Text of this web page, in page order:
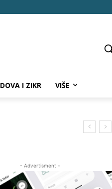
DOVA I ZIKR VIŠE
- Advertisment -